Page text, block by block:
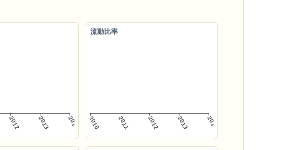
流動比率